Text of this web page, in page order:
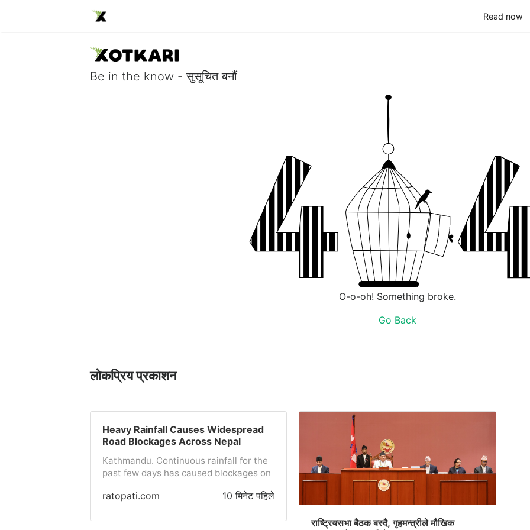
Read now
Be in the know - सुसूचित बनौं
O-o-oh! Something broke.
Go Back
लोकप्रिय प्रकाशन
Heavy Rainfall Causes Widespread
Road Blockages Across Nepal
Kathmandu. Continuous rainfall for the
past few days has caused blockages on
sections across the country. According
Police, many places have completely
ratopati.com 10 मिनेट पहिले
राष्ट्रियसभा बैठक बस्दै, गृहमन्त्रीले मौखिक